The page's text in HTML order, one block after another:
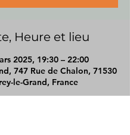
Heure et lieu
2025, 19:30 – 22:00
747 Rue de Chalon, 71530
le-Grand, France